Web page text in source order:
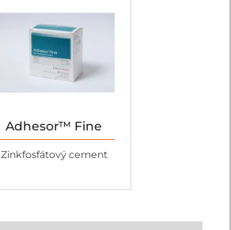
Adhesor™ Fine
Zinkfosfátový cement